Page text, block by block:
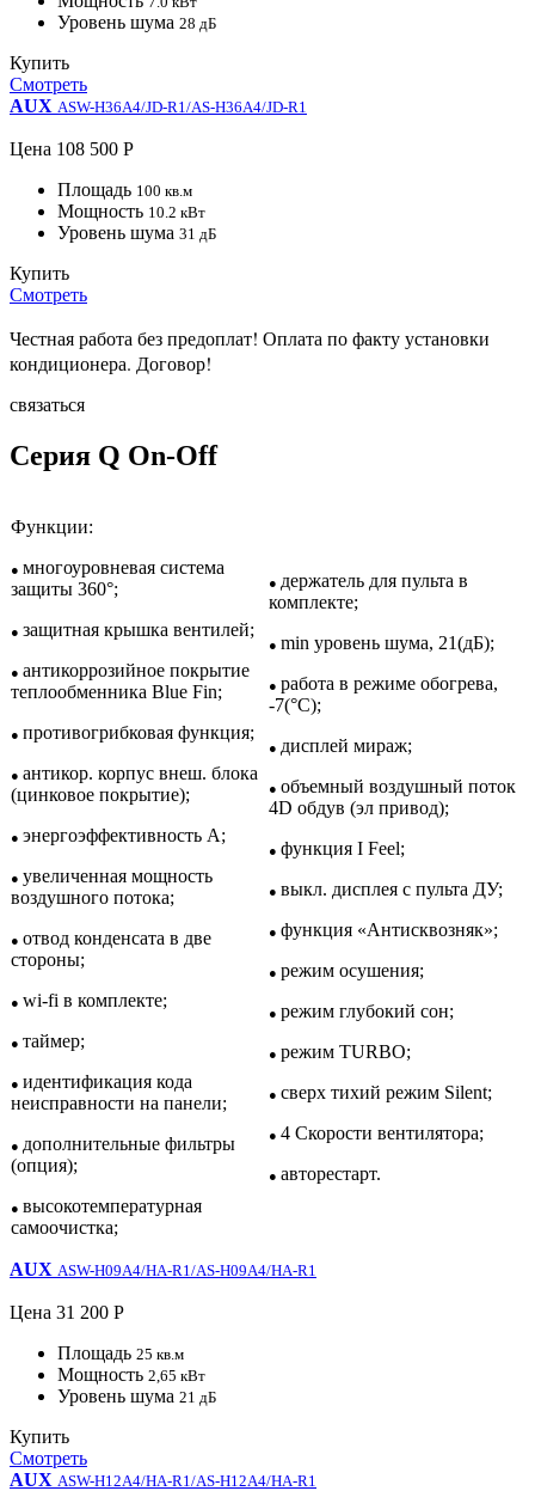
Уровень шума 28 дБ
Купить
Смотреть
AUX ASW-H36A4/JD-R1/AS-H36A4/JD-R1
Цена 108 500 Р
Площадь 100 кв.м
Мощность 10.2 кВт
Уровень шума 31 дБ
Купить
Смотреть
Честная работа без предоплат! Оплата по факту установки
кондиционера. Договор!
связаться
Серия Q On-Off
Функции:
● многоуровневая система
защиты 360°;
● защитная крышка вентилей;
● антикоррозийное покрытие
теплообменника Blue Fin;
● противогрибковая функция;
● антикор. корпус внеш. блока
(цинковое покрытие);
● энергоэффективность A;
● увеличенная мощность
воздушного потока;
● отвод конденсата в две
стороны;
● wi-fi в комплекте;
● таймер;
● идентификация кода
неисправности на панели;
● дополнительные фильтры
(опция);
● высокотемпературная
самоочистка;
● держатель для пульта в
комплекте;
● min уровень шума, 21(дБ);
● работа в режиме обогрева,
-7(°С);
● дисплей мираж;
● объемный воздушный поток
4D обдув (эл привод);
● функция I Feel;
● выкл. дисплея с пульта ДУ;
● функция «Антисквозняк»;
● режим осушения;
● режим глубокий сон;
● режим TURBO;
● сверх тихий режим Silent;
● 4 Скорости вентилятора;
● авторестарт.
AUX ASW-H09A4/HA-R1/AS-H09A4/HA-R1
Цена 31 200 Р
Площадь 25 кв.м
Мощность 2,65 кВт
Уровень шума 21 дБ
Купить
Смотреть
AUX ASW-H12A4/HA-R1/AS-H12A4/HA-R1